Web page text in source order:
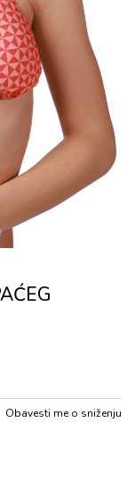
Obavesti me o sniženju